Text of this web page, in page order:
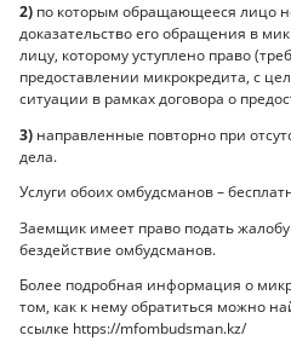
2) по которым обращающееся лицо
доказательство его обращения в
лицу, которому уступлено право
предоставлении микрокредита, с
ситуации в рамках договора о
3) направленные повторно при
дела.
Услуги обоих омбудсманов –
Заемщик имеет право подать
бездействие омбудсманов.
Более подробная информация о
том, как к нему обратиться можно
ссылке https://mfombudsman.kz/